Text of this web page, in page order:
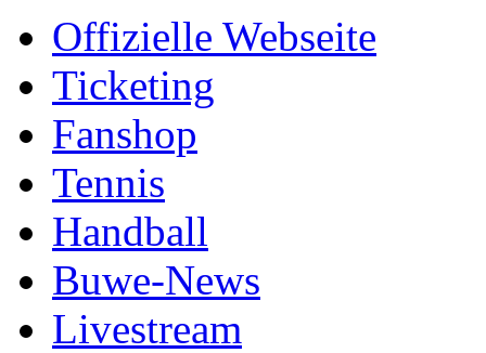
Offizielle Webseite
Ticketing
Fanshop
Tennis
Handball
Buwe-News
Livestream